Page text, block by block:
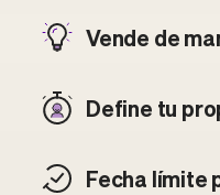
Vende de
Define tu
Fecha límite